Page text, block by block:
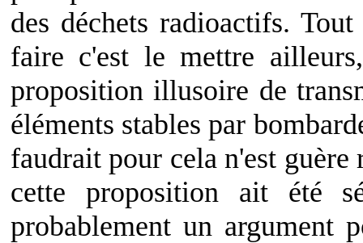
des déchets radioactifs.
faire c'est le mettre
proposition illusoire de
éléments stables par
faudrait pour cela n'est guère
cette proposition ait été
probablement un argument